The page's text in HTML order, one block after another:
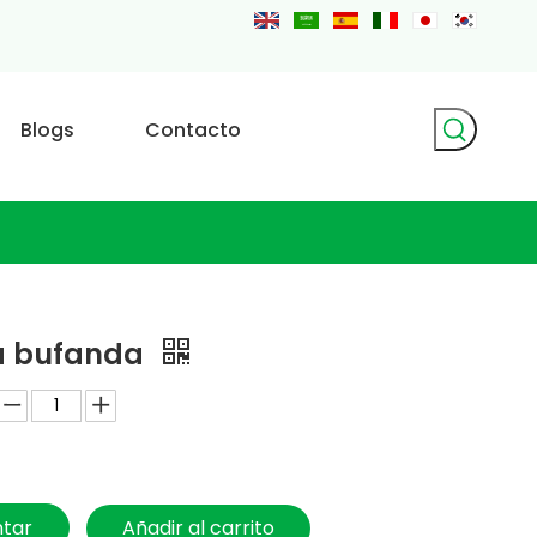
Blogs Contacto
bufanda
Añadir al carrito